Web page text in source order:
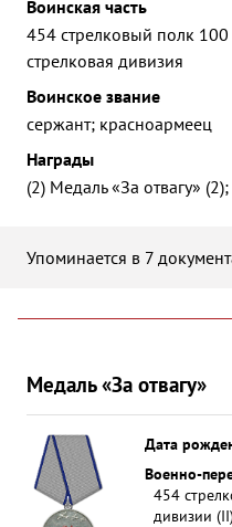
Воинская часть
454 стрелковый полк
стрелковая дивизия
Воинское звание
сержант; красноармеец
Награды
(2) Медаль «За отвагу»
Упоминается в 7
Медаль «За отвагу»
Дата
Военно-
454
дивизии (II)